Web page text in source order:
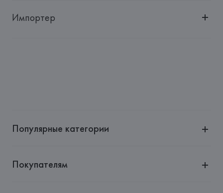
Импортер
Популярные категории
Покупателям